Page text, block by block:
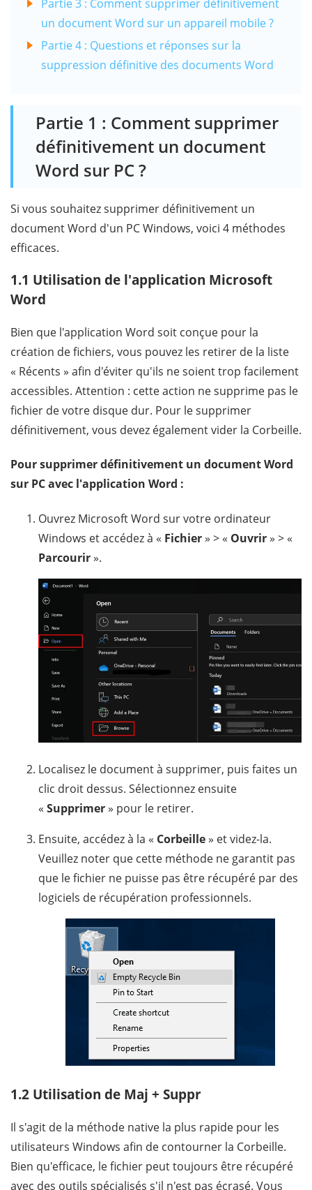
Partie 3 : Comment supprimer définitivement
un document Word sur un appareil mobile ?
Partie 4 : Questions et réponses sur la
suppression définitive des documents Word
Partie 1 : Comment supprimer
définitivement un document
Word sur PC ?
Si vous souhaitez supprimer définitivement un
document Word d'un PC Windows, voici 4 méthodes
efficaces.
1.1 Utilisation de l'application Microsoft
Word
Bien que l'application Word soit conçue pour la
création de fichiers, vous pouvez les retirer de la liste
« Récents » afin d'éviter qu'ils ne soient trop facilement
accessibles. Attention : cette action ne supprime pas le
fichier de votre disque dur. Pour le supprimer
définitivement, vous devez également vider la Corbeille.
Pour supprimer définitivement un document Word
sur PC avec l'application Word :
Ouvrez Microsoft Word sur votre ordinateur
Windows et accédez à « Fichier» > « Ouvrir» > «
Parcourir».
Localisez le document à supprimer, puis faites un
clic droit dessus. Sélectionnez ensuite
« Supprimer» pour le retirer.
Ensuite, accédez à la « Corbeille» et videz-la.
Veuillez noter que cette méthode ne garantit pas
que le fichier ne puisse pas être récupéré par des
logiciels de récupération professionnels.
1.2 Utilisation de Maj + Suppr
Il s'agit de la méthode native la plus rapide pour les
utilisateurs Windows afin de contourner la Corbeille.
Bien qu'efficace, le fichier peut toujours être récupéré
avec des outils spécialisés s'il n'est pas écrasé. Vous